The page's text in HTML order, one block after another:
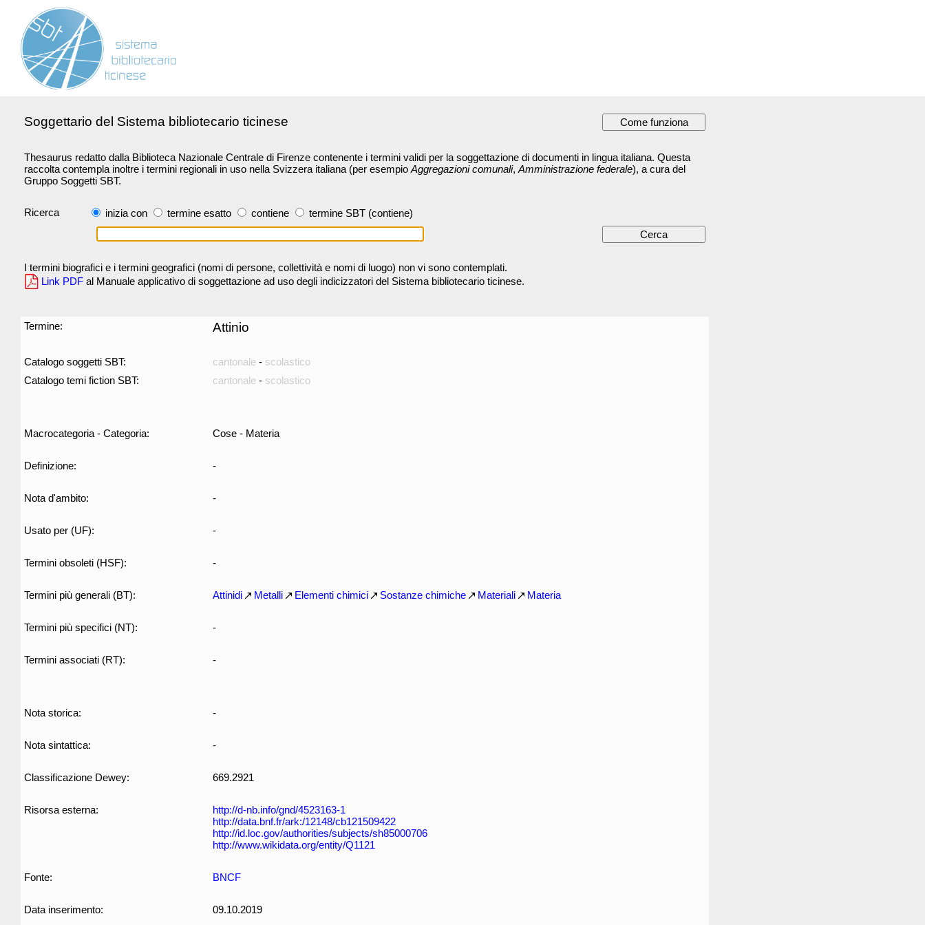
Soggettario del Sistema bibliotecario ticinese
Thesaurus redatto dalla Biblioteca Nazionale Centrale di Firenze contenente i termini validi per la soggettazione di documenti in lingua italiana. Questa
raccolta contempla inoltre i termini regionali in uso nella Svizzera italiana (per esempio Aggregazioni comunali, Amministrazione federale), a cura del
Gruppo Soggetti SBT.
Ricerca inizia con termine esatto contiene termine SBT (contiene)
I termini biografici e i termini geografici (nomi di persone, collettività e nomi di luogo) non vi sono contemplati.
Link PDF al Manuale applicativo di soggettazione ad uso degli indicizzatori del Sistema bibliotecario ticinese.
Termine: Attinio
Catalogo soggetti SBT: cantonale - scolastico
Catalogo temi fiction SBT:
cantonale - scolastico
Macrocategoria - Categoria: Cose - Materia
Definizione: -
Nota d'ambito: -
Usato per (UF): -
Termini obsoleti (HSF): -
Termini più generali (BT): Attinidi Metalli Elementi chimici Sostanze chimiche Materiali Materia
Termini più specifici (NT): -
Termini associati (RT): -
Nota storica: -
Nota sintattica: -
Classificazione Dewey: 669.2921
Risorsa esterna:
http://d-nb.info/gnd/4523163-1
http://data.bnf.fr/ark:/12148/cb121509422
http://id.loc.gov/authorities/subjects/sh85000706
http://www.wikidata.org/entity/Q1121
Fonte: BNCF
Data inserimento: 09.10.2019